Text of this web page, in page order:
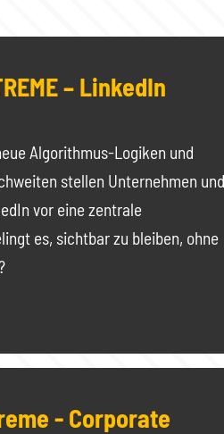
– LinkedIn
Algorithmus-Logiken und
stellen Unternehmen und
vor eine zentrale
es, sichtbar zu bleiben, ohne
- Corporate